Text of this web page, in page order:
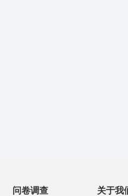
问卷调查 关于我